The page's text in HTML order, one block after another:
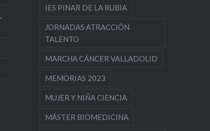
IES PINAR DE LA RUBIA
JORNADAS ATRACCIÓN
TALENTO
MARCHA CÁNCER VALLADOLID
MEMORIAS 2023
MUJER Y NIÑA CIENCIA
MÁSTER BIOMEDICINA